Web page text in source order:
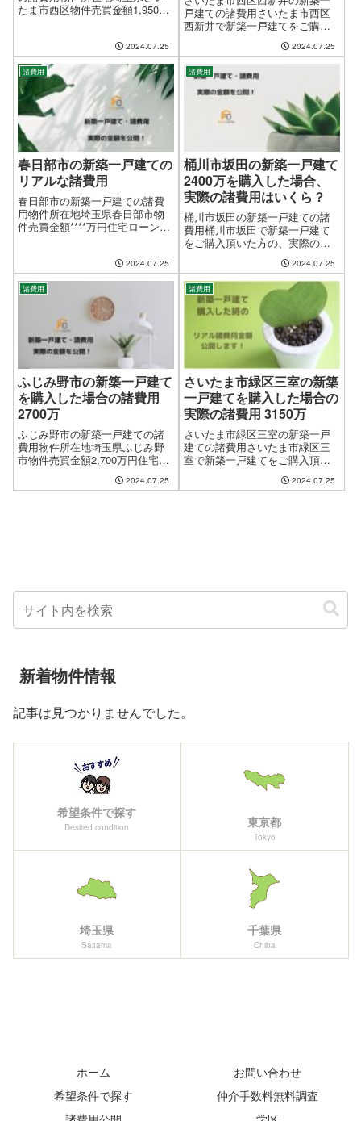
たま市西区物件売買金額1,950万
経費合計金額444,169円（物件売
買金額の2.27%）諸経費合計金額
の内訳 銀行ロ...
2024.07.25
戸建ての諸費用さいたま市西区
西新井で新築一戸建てをご購入
をありのまま公開しております
が、諸条件により金額が前後し
ますので、あくまでも目安とし
てご覧下さい。物件所在地さい
たま市西区西新井...
2024.07.25
諸費用
春日部市の新築一戸建ての
リアルな諸費用
春日部市の新築一戸建ての諸費
用物件所在地埼玉県春日部市物
件売買金額****万円住宅ローン借
462,955円諸経費合計金額の内訳
銀行ローン関係の諸経費 保証保
険料＝0円 銀行ロー...
2024.07.25
諸費用
桶川市坂田の新築一戸建て
2400万を購入した場合、
実際の諸費用はいくら？
桶川市坂田の新築一戸建ての諸
費用桶川市坂田で新築一戸建て
をご購入頂いた方の、実際の諸
おりますが、諸条件により金額
が前後しますので、あくまでも
目安としてご覧下さい。物件所
在地桶川市坂田物件価格（消費
税込み）2,40...
2024.07.25
諸費用
ふじみ野市の新築一戸建て
を購入した場合の諸費用
2700万
ふじみ野市の新築一戸建ての諸
費用物件所在地埼玉県ふじみ野
市物件売買金額2,700万円住宅ロ
引渡し日平成27年9月諸経費合計
2024.07.25
諸費用
さいたま市緑区三室の新築
一戸建てを購入した場合の
実際の諸費用 3150万
さいたま市緑区三室の新築一戸
建ての諸費用さいたま市緑区三
室で新築一戸建てをご購入頂い
りのまま公開しておりますが、
2024.07.25
新着物件情報
記事は見つかりませんでした。
希望条件で探す
Desired condition 東京都
Tokyo
埼玉県
Saitama
千葉県
Chiba
ホーム
お問い合わせ
希望条件で探す
仲介手数料無料調査